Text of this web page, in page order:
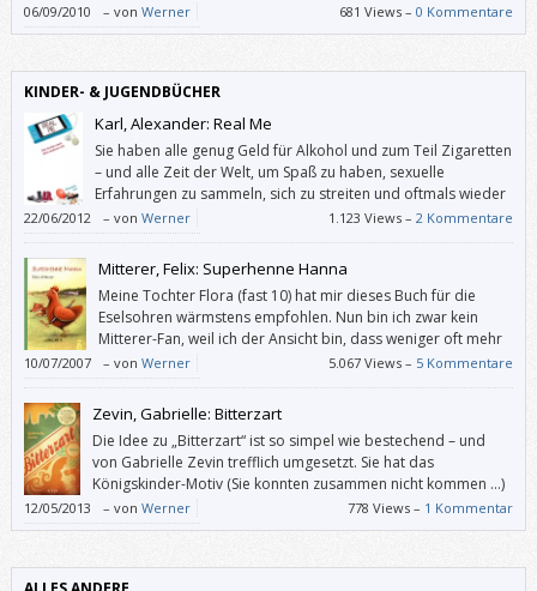
06/09/2010 – von Werner 681 Views –0 Kommentare
KINDER- & JUGENDBÜCHER
Karl, Alexander: Real Me
Sie haben alle genug Geld für Alkohol und zum Teil Zigaretten
– und alle Zeit der Welt, um Spaß zu haben, sexuelle
Erfahrungen zu sammeln, sich zu streiten und oftmals wieder
zu versöhnen. Sie sind nicht aktiv auf der „Suche nach dem
wahren Ich“ (so der Untertitel des Buches), aber sie lernen durch Trial
and Error, was sie wollen und was nicht.
22/06/2012 – von Werner 1.123 Views –2 Kommentare
Mitterer, Felix: Superhenne Hanna
Meine Tochter Flora (fast 10) hat mir dieses Buch für die
Eselsohren wärmstens empfohlen. Nun bin ich zwar kein
Mitterer-Fan, weil ich der Ansicht bin, dass weniger oft mehr
ist, und weil dieser Autor in seine Dramen gerne möglichst
alle Probleme dieser Welt stopft, aber in “Superhenne Hanna” macht er
gerade das nicht.
10/07/2007 – von Werner 5.067 Views – 5 Kommentare
Zevin, Gabrielle: Bitterzart
Die Idee zu „Bitterzart“ ist so simpel wie bestechend – und
von Gabrielle Zevin trefflich umgesetzt. Sie hat das
Königskinder-Motiv (Sie konnten zusammen nicht kommen …)
in eine Zukunft transferiert, in der die Mafia mit Schokolade
dealt.
12/05/2013 – von Werner 778 Views – 1 Kommentar